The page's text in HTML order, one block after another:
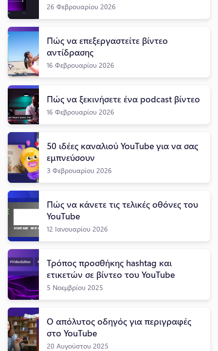
26 Φεβρουαρίου 2026
Πώς να επεξεργαστείτε βίντεο
αντίδρασης
16 Φεβρουαρίου 2026
Πώς να ξεκινήσετε ένα podcast βίντεο
16 Φεβρουαρίου 2026
50 ιδέες καναλιού YouTube για να σας
εμπνεύσουν
3 Φεβρουαρίου 2026
Πώς να κάνετε τις τελικές οθόνες του
YouTube
12 Ιανουαρίου 2026
Τρόπος προσθήκης hashtag και
ετικετών σε βίντεο του YouTube
5 Νοεμβρίου 2025
Ο απόλυτος οδηγός για περιγραφές
στο YouTube
20 Αυγούστου 2025